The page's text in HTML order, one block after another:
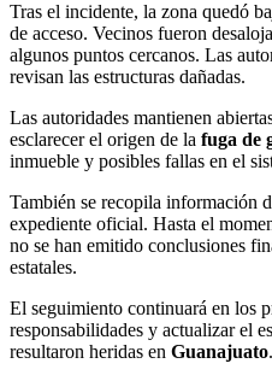
Tras el incidente, la zona quedó
de acceso. Vecinos fueron
algunos puntos cercanos. Las
revisan las estructuras dañadas.
Las autoridades mantienen
esclarecer el origen de la fuga de
inmueble y posibles fallas en el
También se recopila información
expediente oficial. Hasta el
no se han emitido conclusiones
estatales.
El seguimiento continuará en los
responsabilidades y actualizar el
resultaron heridas en Guanajuato.